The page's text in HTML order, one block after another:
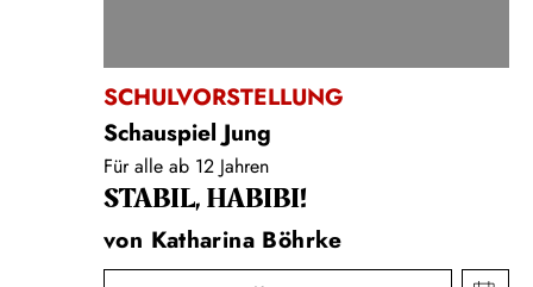
SCHULVORSTELLUNG
Schauspiel Jung
Für alle ab 12 Jahren
STABIL, HABIBI!
von Katharina Böhrke